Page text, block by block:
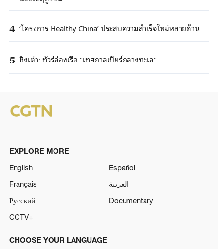
4 ‘โครงการ Healthy China’ ประสบความสำเร็จใหม่หลายด้าน
5 ชิงเต่า: ทัวร์ล่องเรือ "เทศกาลเบียร์กลางทะเล"
EXPLORE MORE
English
Español
Français
العربية
Русский
Documentary
CCTV+
CHOOSE YOUR LANGUAGE